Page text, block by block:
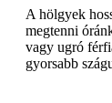
A hölgyek
megtenni
vagy ugró
gyorsabb